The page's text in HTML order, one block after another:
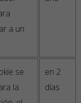
a un
se
la
en 2
días